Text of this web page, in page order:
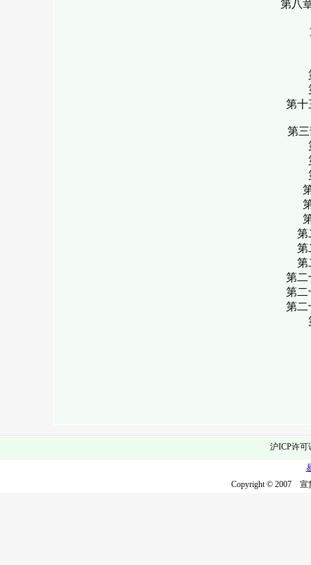
第八
第十
第
第
第
第
第二
第二
第二
沪ICP许可
Copyright © 2007 宣